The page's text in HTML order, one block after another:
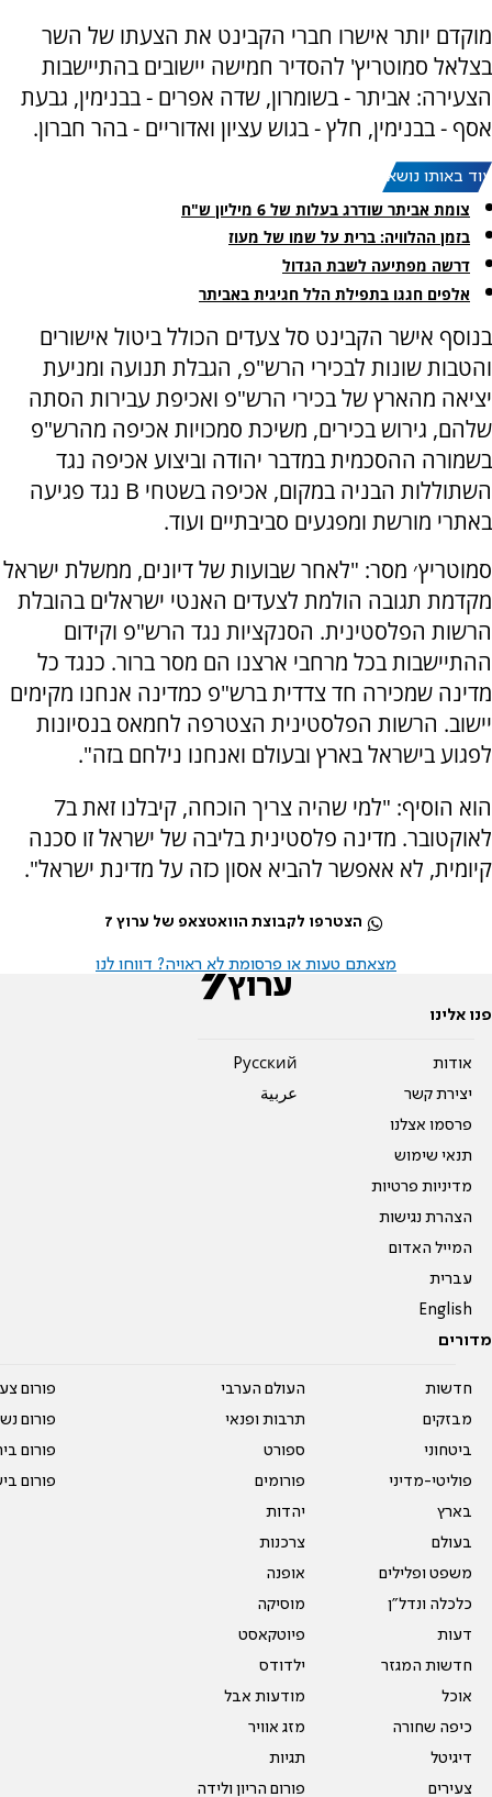
מוקדם יותר אישרו חברי הקבינט את הצעתו של השר
בצלאל סמוטריץ' להסדיר חמישה יישובים בהתיישבות
הצעירה: אביתר - בשומרון, שדה אפרים - בבנימין, גבעת
אסף - בבנימין, חלץ - בגוש עציון ואדוריים - בהר חברון.
עוד באותו נושא:
צומת אביתר שודרג בעלות של 6 מיליון ש"ח
בזמן ההלוויה: ברית על שמו של מעוז
דרשה מפתיעה לשבת הגדול
אלפים חגגו בתפילת הלל חגיגית באביתר
בנוסף אישר הקבינט סל צעדים הכולל ביטול אישורים
והטבות שונות לבכירי הרש"פ, הגבלת תנועה ומניעת
יציאה מהארץ של בכירי הרש"פ ואכיפת עבירות הסתה
שלהם, גירוש בכירים, משיכת סמכויות אכיפה מהרש"פ
בשמורה ההסכמית במדבר יהודה וביצוע אכיפה נגד
השתוללות הבניה במקום, אכיפה בשטחי B נגד פגיעה
באתרי מורשת ומפגעים סביבתיים ועוד.
סמוטריץ׳ מסר: "לאחר שבועות של דיונים, ממשלת ישראל
מקדמת תגובה הולמת לצעדים האנטי ישראלים בהובלת
הרשות הפלסטינית. הסנקציות נגד הרש"פ וקידום
ההתיישבות בכל מרחבי ארצנו הם מסר ברור. כנגד כל
מדינה שמכירה חד צדדית ברש"פ כמדינה אנחנו מקימים
יישוב. הרשות הפלסטינית הצטרפה לחמאס בנסיונות
לפגוע בישראל בארץ ובעולם ואנחנו נילחם בזה".
הוא הוסיף: "למי שהיה צריך הוכחה, קיבלנו זאת ב7
לאוקטובר. מדינה פלסטינית בליבה של ישראל זו סכנה
קיומית, לא אאפשר להביא אסון כזה על מדינת ישראל".
הצטרפו לקבוצת הוואטצאפ של ערוץ 7
מצאתם טעות או פרסומת לא ראויה? דווחו לנו
פנו אלינו
אודות
יצירת קשר
פרסמו אצלנו
תנאי שימוש
מדיניות פרטיות
הצהרת נגישות
המייל האדום
עברית
English
Pусский
عربية
מדורים
חדשות
מבזקים
ביטחוני
פוליטי-מדיני
בארץ
בעולם
משפט ופלילים
כלכלה ונדל"ן
דעות
חדשות המגזר
אוכל
כיפה שחורה
דיגיטל
צעירים
העולם הערבי
תרבות ופנאי
ספורט
פורומים
יהדות
צרכנות
אופנה
מוסיקה
פיוטקאסט
ילדודס
מודעות אבל
מזג אוויר
תגיות
פורום הריון ולידה
פורום
פורום
פורום
פורום